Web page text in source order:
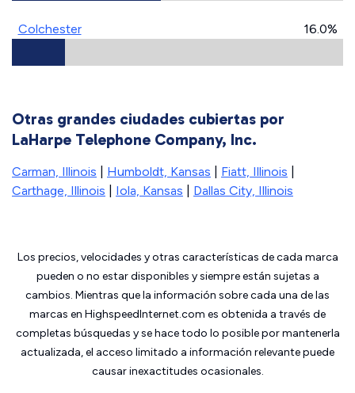
Colchester 16.0%
Otras grandes ciudades cubiertas por
LaHarpe Telephone Company, Inc.
Carman, Illinois Humboldt, Kansas Fiatt, Illinois
Carthage, Illinois
Iola, Kansas Dallas City, Illinois
Los precios, velocidades y otras características de cada marca
pueden o no estar disponibles y siempre están sujetas a
cambios. Mientras que la información sobre cada una de las
marcas en HighspeedInternet.com es obtenida a través de
completas búsquedas y se hace todo lo posible por mantenerla
actualizada, el acceso limitado a información relevante puede
causar inexactitudes ocasionales.